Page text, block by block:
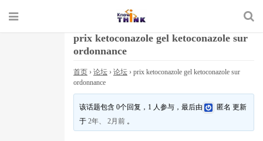
prix ketoconazole gel ketoconazole sur
ordonnance
首页 › 论坛 › 论坛 › prix ketoconazole gel ketoconazole sur
ordonnance
该话题包含 0个回复，1 人参与，最后由 匿名 更新
于2年、 2月前 。